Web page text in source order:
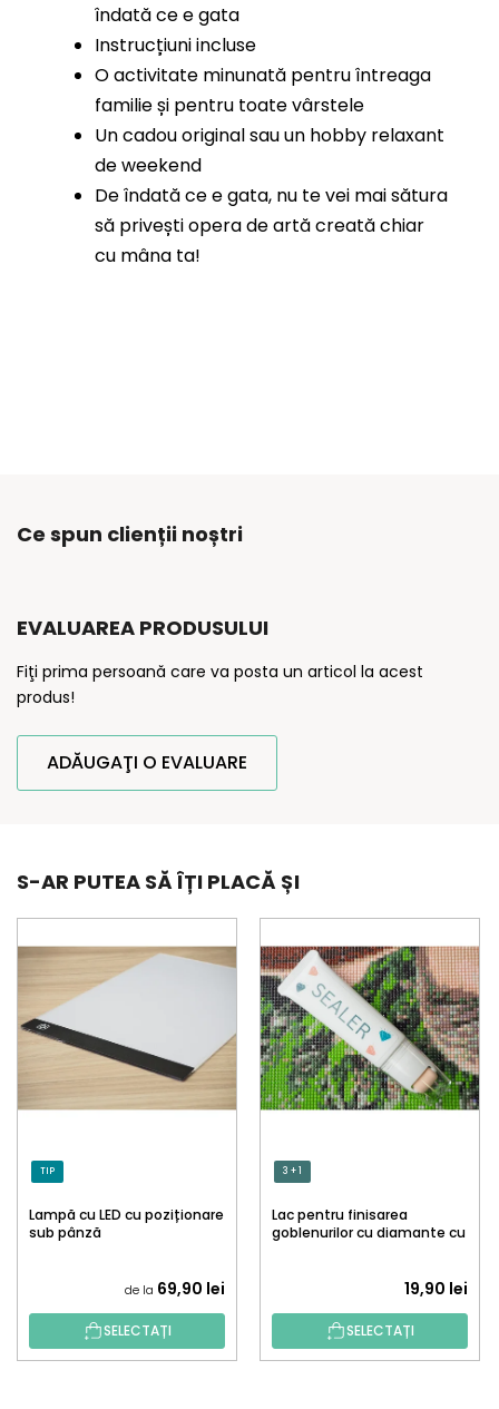
îndată ce e gata
Instrucțiuni incluse
O activitate minunată pentru întreaga
familie și pentru toate vârstele
Un cadou original sau un hobby relaxant
de weekend
De îndată ce e gata, nu te vei mai sătura
să privești opera de artă creată chiar
cu mâna ta!
Ce spun clienții noștri
EVALUAREA PRODUSULUI
Fiţi prima persoană care va posta un articol la acest
produs!
ADĂUGAŢI O EVALUARE
S-AR PUTEA SĂ ÎȚI PLACĂ ȘI
TIP
Lampă cu LED cu poziționare
sub pânză
de la 69,90 lei
SELECTAȚI
3 + 1
Lac pentru finisarea
goblenurilor cu diamante cu
19,90 lei
SELECTAȚI